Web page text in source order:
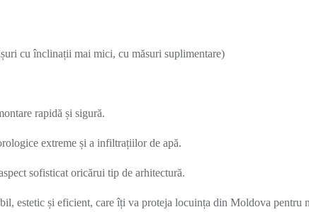
cu înclinații mai mici, cu măsuri suplimentare)
rapidă și sigură.
extreme și a infiltrațiilor de apă.
sofisticat oricărui tip de arhitectură.
estetic și eficient, care îți va proteja locuința din Moldova pentru